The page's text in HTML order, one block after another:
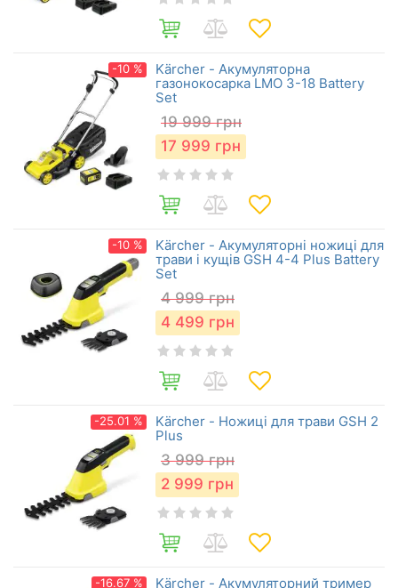
-10 %
Kärcher - Акумуляторна
газонокосарка LMO 3-18 Battery
Set
19 999 грн
17 999 грн
-10 %
Kärcher - Акумуляторні ножиці для
трави і кущів GSH 4-4 Plus Battery
Set
4 999 грн
4 499 грн
-25.01 %
Kärcher - Ножиці для трави GSH 2
Plus
3 999 грн
2 999 грн
-16.67 % Kärcher - Акумуляторний тример